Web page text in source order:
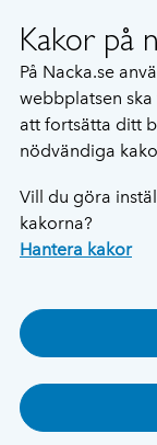
Kakor på
På Nacka.se
webbplatsen
att fortsätta ditt
nödvändiga
Vill du göra
kakorna?
Hantera kakor